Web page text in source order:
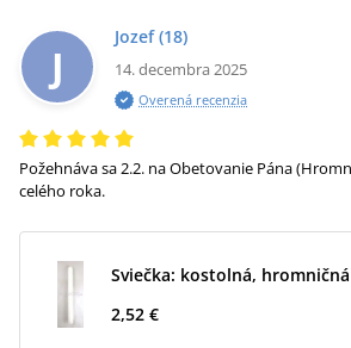
Sviečka: kostolná,
2,52 €
J
Jozef (18)
14. decembra 2025
Overená recenzia
Požehnáva sa 2.2. na Obetovanie Pána
celého roka.